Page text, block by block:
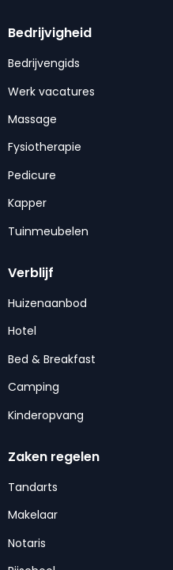
Bedrijvigheid
Bedrijvengids
Werk vacatures
Massage
Fysiotherapie
Pedicure
Kapper
Tuinmeubelen
Verblijf
Huizenaanbod
Hotel
Bed & Breakfast
Camping
Kinderopvang
Zaken regelen
Tandarts
Makelaar
Notaris